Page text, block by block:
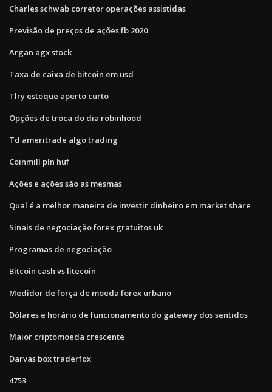
Charles schwab corretor operações assistidas
Previsão de preços de ações fb 2020
Argan agx stock
Taxa de caixa de bitcoin em usd
Tlry estoque aperto curto
Opções de troca do dia robinhood
Td ameritrade algo trading
Coinmill pln huf
Ações e ações são as mesmas
Qual é a melhor maneira de investir dinheiro em market share
Sinais de negociação forex gratuitos uk
Programas de negociação
Bitcoin cash vs litecoin
Medidor de força de moeda forex urbano
Dólares e horário de funcionamento do gateway dos sentidos
Maior criptomoeda crescente
Darvas box traderfox
4753